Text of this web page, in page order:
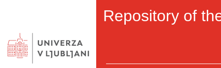
Repository of